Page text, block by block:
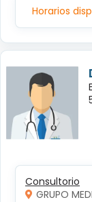
Horarios
Consultorio
GRUPO